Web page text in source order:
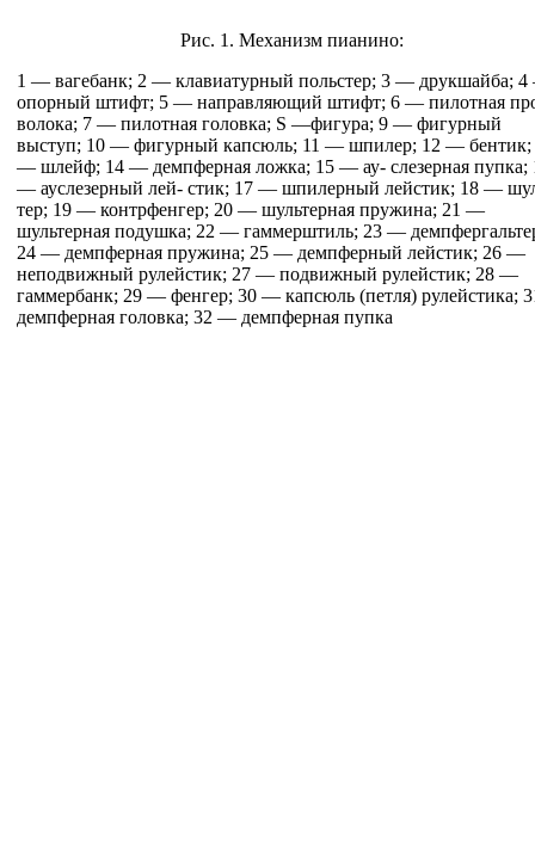
Рис. 1. Механизм пианино:
1 — вагебанк; 2 — клавиатурный польстер; 3 — друкшайба;
опорный штифт; 5 — направляющий штифт; 6 — пилотная
волока; 7 — пилотная головка; S —фигура; 9 — фигурный
выступ; 10 — фигурный кап­сюль; 11 — шпилер; 12 — бентик;
— шлейф; 14 — демпферная ложка; 15 — ау- слезерная пупка;
— ауслезерный лей- стик; 17 — шпилерный лейстик; 18 —
тер; 19 — контрфенгер; 20 — шультерная пружина; 21 —
шультерная подушка; 22 — гаммерштиль; 23 —
24 — демпферная пружина; 25 — демпферный лейстик; 26 —
неподвижный рулейстик; 27 — подвижный рулейстик; 28 —
гаммер­банк; 29 — фенгер; 30 — капсюль (петля) рулейстика;
демпферная головка; 32 — демпферная пупка